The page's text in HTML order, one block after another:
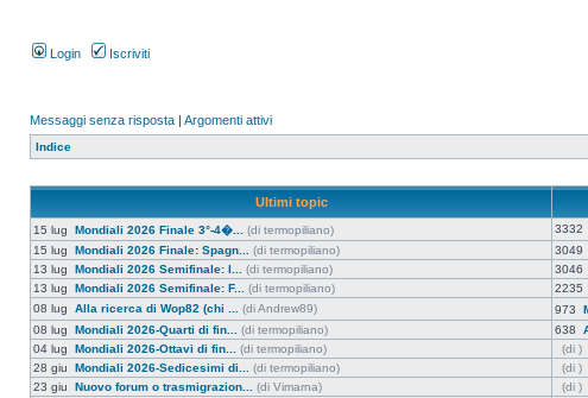
Login Iscriviti
Messaggi senza risposta | Argomenti attivi
Indice
Ultimi topic
15 lug Mondiali 2026 Finale 3°-4�... (di termopiliano) 3332
15 lug Mondiali 2026 Finale: Spagn... (di termopiliano) 3049
13 lug Mondiali 2026 Semifinale: I... (di termopiliano) 3046
13 lug Mondiali 2026 Semifinale: F... (di termopiliano) 2235
08 lug Alla ricerca di Wop82 (chi ... (di Andrew89) 973
08 lug Mondiali 2026-Quarti di fin... (di termopiliano) 638
04 lug Mondiali 2026-Ottavi di fin... (di termopiliano) (di )
28 giu Mondiali 2026-Sedicesimi di... (di termopiliano) (di )
23 giu Nuovo forum o trasmigrazion... (di Vimarna) (di )